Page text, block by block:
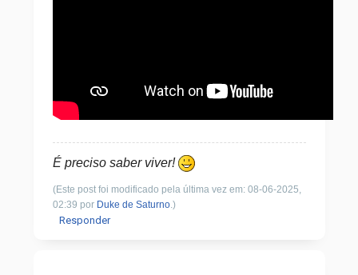
É preciso saber viver!
(Este post foi modificado pela última vez em: 08-06-2025,
02:39 por Duke de Saturno.)
Responder